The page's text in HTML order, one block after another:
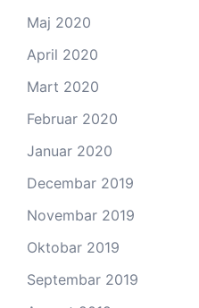
Maj 2020
April 2020
Mart 2020
Februar 2020
Januar 2020
Decembar 2019
Novembar 2019
Oktobar 2019
Septembar 2019